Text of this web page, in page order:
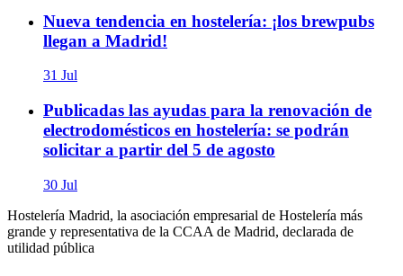
Nueva tendencia en hostelería: ¡los brewpubs
llegan a Madrid!
31 Jul
Publicadas las ayudas para la renovación de
electrodomésticos en hostelería: se podrán
solicitar a partir del 5 de agosto
30 Jul
Hostelería Madrid, la asociación empresarial de Hostelería más
grande y representativa de la CCAA de Madrid, declarada de
utilidad pública